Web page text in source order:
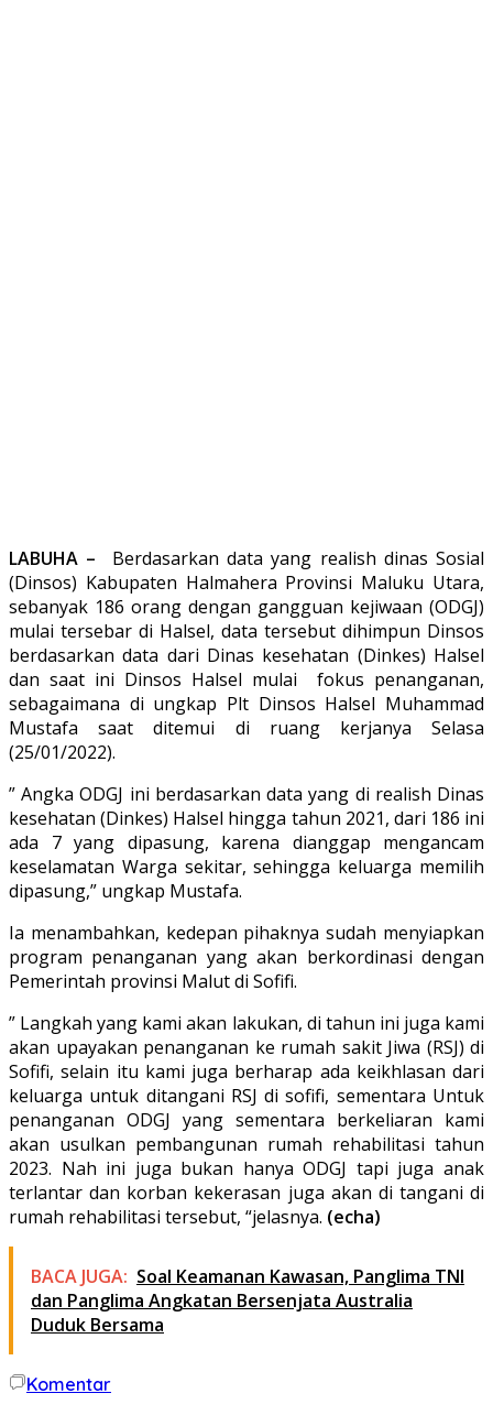
LABUHA –
Berdasarkan data yang realish dinas Sosial
(Dinsos) Kabupaten Halmahera Provinsi Maluku Utara,
sebanyak 186 orang dengan gangguan kejiwaan (ODGJ)
mulai tersebar di Halsel, data tersebut dihimpun Dinsos
berdasarkan data dari Dinas kesehatan (Dinkes) Halsel
dan saat ini Dinsos Halsel mulai fokus penanganan,
sebagaimana di ungkap Plt Dinsos Halsel Muhammad
Mustafa saat ditemui di ruang kerjanya Selasa
(25/01/2022).
” Angka ODGJ ini berdasarkan data yang di realish Dinas
kesehatan (Dinkes) Halsel hingga tahun 2021, dari 186 ini
ada 7 yang dipasung, karena dianggap mengancam
keselamatan Warga sekitar, sehingga keluarga memilih
dipasung,” ungkap Mustafa.
Ia menambahkan, kedepan pihaknya sudah menyiapkan
program penanganan yang akan berkordinasi dengan
Pemerintah provinsi Malut di Sofifi.
” Langkah yang kami akan lakukan, di tahun ini juga kami
akan upayakan penanganan ke rumah sakit Jiwa (RSJ) di
Sofifi, selain itu kami juga berharap ada keikhlasan dari
keluarga untuk ditangani RSJ di sofifi, sementara Untuk
penanganan ODGJ yang sementara berkeliaran kami
akan usulkan pembangunan rumah rehabilitasi tahun
2023. Nah ini juga bukan hanya ODGJ tapi juga anak
terlantar dan korban kekerasan juga akan di tangani di
rumah rehabilitasi tersebut, “jelasnya. (echa)
BACA JUGA: Soal Keamanan Kawasan, Panglima TNI
dan Panglima Angkatan Bersenjata Australia
Duduk Bersama
Komentar